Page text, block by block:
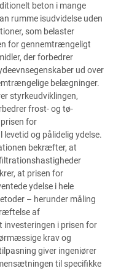
beton i mange
rumme isudvidelse uden
som belaster
for gennemtrængeligt
der forbedrer
ud over
belægninger.
styrkeudviklingen,
frost- og tø-
for
og pålidelig ydelse.
bekræfter, at
at prisen for
ydelse i hele
– herunder måling
af
i prisen for
krav og
giver ingeniører
til specifikke